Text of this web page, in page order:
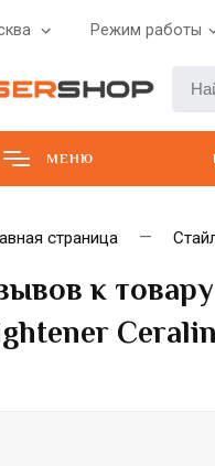
Режим работы
МЕНЮ
страница
к